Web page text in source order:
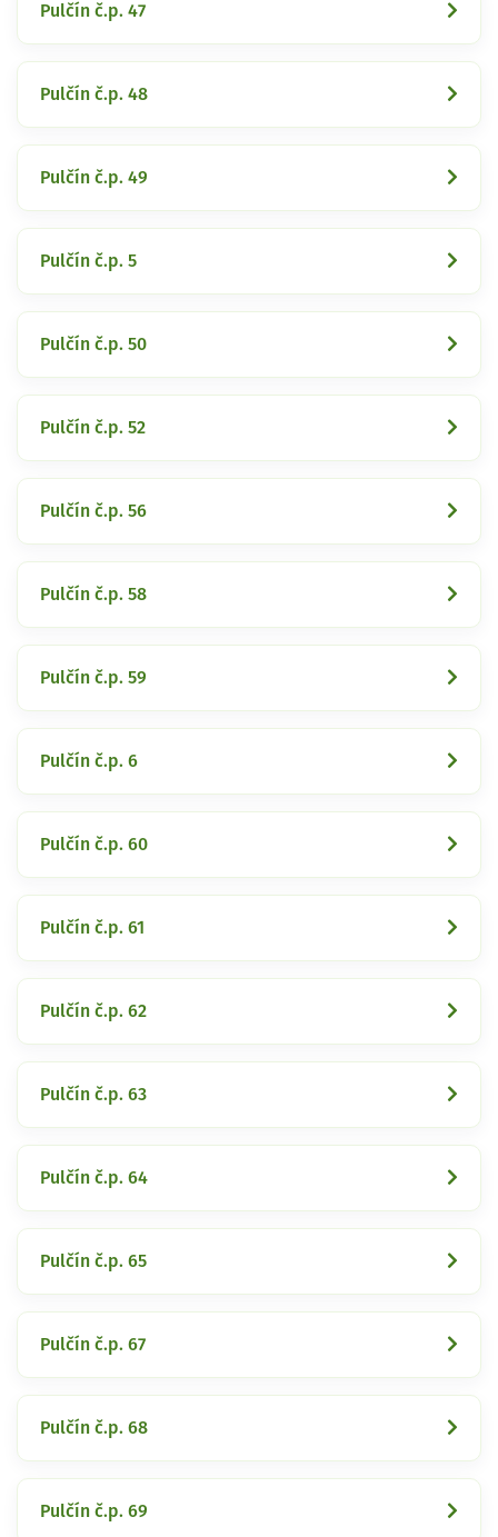
Pulčín č.p. 47
Pulčín č.p. 48
Pulčín č.p. 49
Pulčín č.p. 5
Pulčín č.p. 50
Pulčín č.p. 52
Pulčín č.p. 56
Pulčín č.p. 58
Pulčín č.p. 59
Pulčín č.p. 6
Pulčín č.p. 60
Pulčín č.p. 61
Pulčín č.p. 62
Pulčín č.p. 63
Pulčín č.p. 64
Pulčín č.p. 65
Pulčín č.p. 67
Pulčín č.p. 68
Pulčín č.p. 69